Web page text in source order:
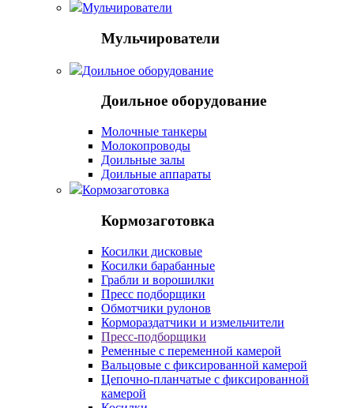
Мульчирователи
Мульчирователи
Доильное оборудование
Доильное оборудование
Молочные танкеры
Молокопроводы
Доильные залы
Доильные аппараты
Кормозаготовка
Кормозаготовка
Косилки дисковые
Косилки барабанные
Грабли и ворошилки
Пресс подборщики
Обмотчики рулонов
Кормораздатчики и измельчители
Пресс-подборщики
Ременные с переменной камерой
Вальцовые с фиксированной камерой
Цепочно-планчатые с фиксированной
камерой